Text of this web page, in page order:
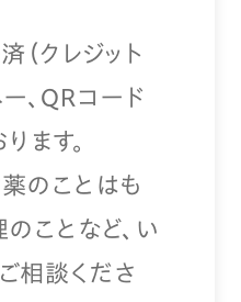
（クレジット
、QRコード
ます。
のことはも
ことなど、い
相談くださ